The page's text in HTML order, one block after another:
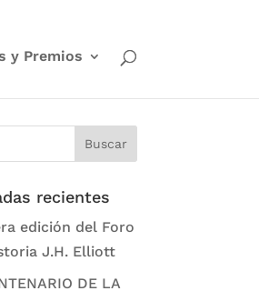
y Premios
recientes
edición del Foro
J.H. Elliott
DE LA